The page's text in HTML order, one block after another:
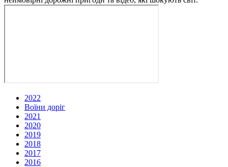
2022
Воїни доріг
2021
2020
2019
2018
2017
2016